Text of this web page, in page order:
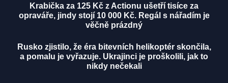
Krabička za 125 Kč z Actionu ušetří tisíce za
opraváře, jindy stojí 10 000 Kč. Regál s nářadím je
věčně prázdný
Rusko zjistilo, že éra bitevních helikoptér skončila,
a pomalu je vyřazuje. Ukrajinci je proškolili, jak to
nikdy nečekali